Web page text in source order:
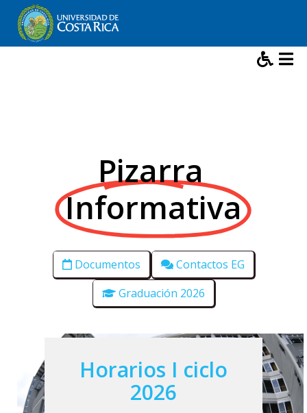
Pizarra
Informativa
Documentos
Contactos EG
Graduación 2026
Horarios I ciclo
2026